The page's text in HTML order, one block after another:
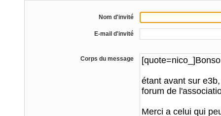
Nom d'invité
E-mail d'invité
Corps du message